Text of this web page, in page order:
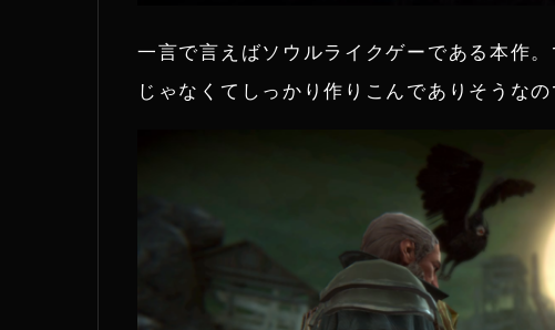
一言で言えばソウルライクゲーである本作
じゃなくてしっかり作りこんでありそうなの